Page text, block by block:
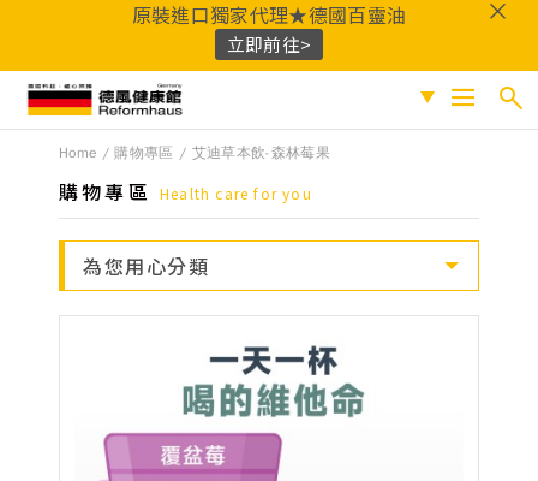
原裝進口獨家代理★德國百靈油
立即前往>
百靈油 黑種草油 鎂 Q10 酸櫻桃
魚
蜂膠
Home 購物專區 艾迪草本飲-森林莓果
購物專區 Health care for you
為您用心分類
促銷專區
人氣商品
保健系列
嚴選好物